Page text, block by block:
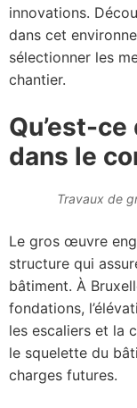
innovations.
dans cet
sélectionner les
chantier.
Qu’est-
dans le
Travaux de
Le gros œuvre
structure qui
bâtiment. À
fondations,
les escaliers et la
le squelette du
charges futures.